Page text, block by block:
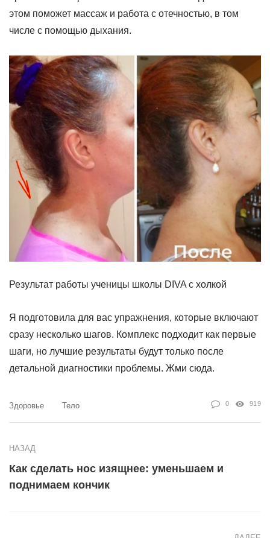
этом поможет массаж и работа с отечностью, в том
числе с помощью дыхания.
Результат работы ученицы школы DIVA с холкой
Я подготовила для вас упражнения, которые включают
сразу несколько шагов. Комплекс подходит как первые
шаги, но лучшие результаты будут только после
детальной диагностики проблемы. Жми сюда.
Здоровье Тело 0 919
НАЗАД
Как сделать нос изящнее: уменьшаем и
поднимаем кончик